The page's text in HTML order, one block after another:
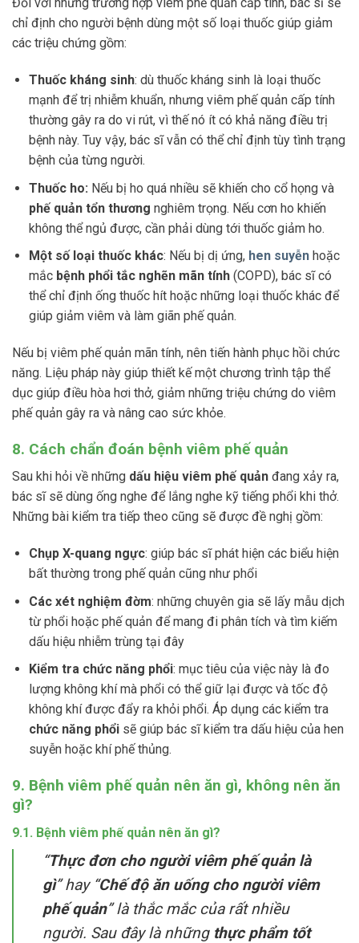
chỉ định cho người bệnh dùng một số loại thuốc giúp giảm
các triệu chứng gồm:
Thuốc kháng sinh: dù thuốc kháng sinh là loại thuốc
mạnh để trị nhiễm khuẩn, nhưng viêm phế quản cấp tính
thường gây ra do vi rút, vì thế nó ít có khả năng điều trị
bệnh này. Tuy vậy, bác sĩ vẫn có thể chỉ định tùy tình trạng
bệnh của từng người.
Thuốc ho: Nếu bị ho quá nhiều sẽ khiến cho cổ họng và
phế quản tổn thương nghiêm trọng. Nếu cơn ho khiến
không thể ngủ được, cần phải dùng tới thuốc giảm ho.
Một số loại thuốc khác: Nếu bị dị ứng, hen suyễnhoặc
mắc bệnh phổi tắc nghẽn mãn tính(COPD), bác sĩ có
thể chỉ định ống thuốc hít hoặc những loại thuốc khác để
giúp giảm viêm và làm giãn phế quản.
Nếu bị viêm phế quản mãn tính, nên tiến hành phục hồi chức
năng. Liệu pháp này giúp thiết kế một chương trình tập thể
dục giúp điều hòa hơi thở, giảm những triệu chứng do viêm
phế quản gây ra và nâng cao sức khỏe.
8. Cách chẩn đoán bệnh viêm phế quản
Sau khi hỏi về những dấu hiệu viêm phế quản đang xảy ra,
bác sĩ sẽ dùng ống nghe để lắng nghe kỹ tiếng phổi khi thở.
Những bài kiểm tra tiếp theo cũng sẽ được đề nghị gồm:
Chụp X-quang ngực: giúp bác sĩ phát hiện các biểu hiện
bất thường trong phế quản cũng như phổi
Các xét nghiệm đờm: những chuyên gia sẽ lấy mẫu dịch
từ phổi hoặc phế quản để mang đi phân tích và tìm kiếm
dấu hiệu nhiễm trùng tại đây
Kiểm tra chức năng phổi: mục tiêu của việc này là đo
lượng không khí mà phổi có thể giữ lại được và tốc độ
không khí được đẩy ra khỏi phổi. Áp dụng các kiểm tra
chức năng phổisẽ giúp bác sĩ kiểm tra dấu hiệu của hen
suyễn hoặc khí phế thủng.
9. Bệnh viêm phế quản nên ăn gì, không nên ăn
gì?
9.1. Bệnh viêm phế quản nên ăn gì?
“Thực đơn cho người viêm phế quản là
gì” hay “Chế độ ăn uống cho người viêm
phế quản” là thắc mắc của rất nhiều
người. Sau đây là những thực phẩm tốt